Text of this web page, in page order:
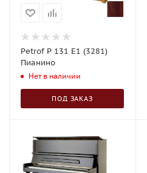
Petrof P 131 E1 (3281)
Пианино
Нет в наличии
ПОД ЗАКАЗ